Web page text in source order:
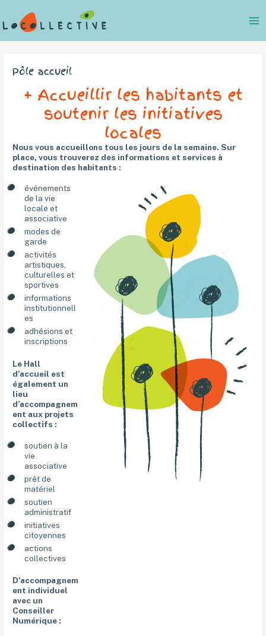
contenu
Pôle accueil
+ Accueillir les habitants et
soutenir les initiatives
locales
Nous vous accueillons tous les jours de la semaine. Sur
place, vous trouverez des informations et services à
destination des habitants :
événements
de la vie
locale et
associative
modes de
garde
activités
artistiques,
culturelles et
sportives
informations
institutionnell
es
adhésions et
inscriptions
Le Hall
d’accueil est
également un
lieu
d’accompagnem
ent aux projets
collectifs :
soutien à la
vie
associative
prêt de
matériel
soutien
administratif
initiatives
citoyennes
actions
collectives
D’accompagnem
ent individuel
avec un
Conseiller
Numérique :